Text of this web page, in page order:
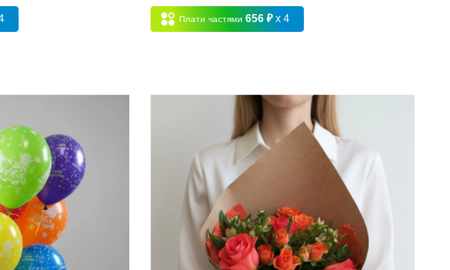
Плати частями 656 ₽ x 4